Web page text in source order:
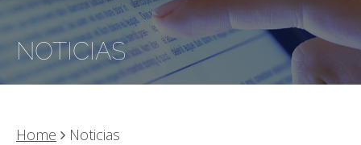
NOTICIAS
Home Noticias